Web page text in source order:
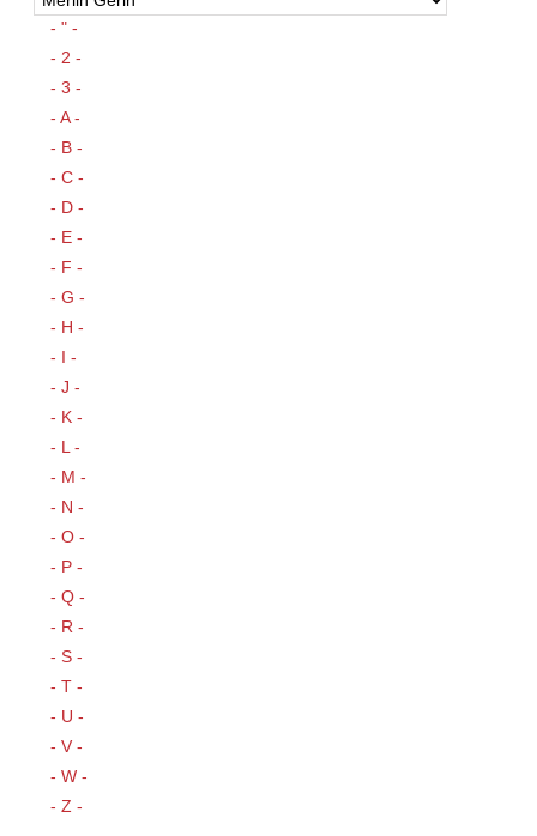
- " -
- 2 -
- 3 -
- A -
- B -
- C -
- D -
- E -
- F -
- G -
- H -
- I -
- J -
- K -
- L -
- M -
- N -
- O -
- P -
- Q -
- R -
- S -
- T -
- U -
- V -
- W -
- Z -